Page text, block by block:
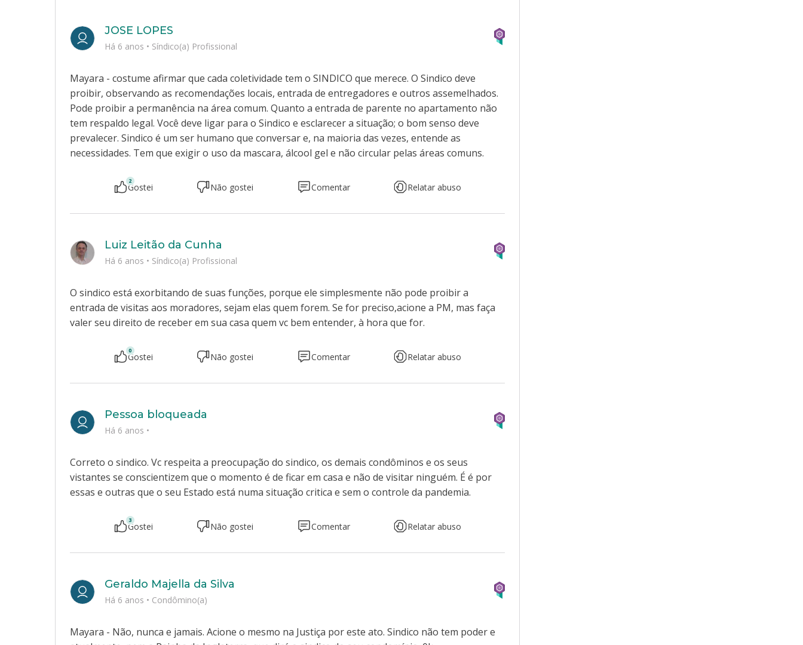
Mayara - costume afirmar que cada coletividade tem o SINDICO que merece. O Sindico deve
proibir, observando as recomendações locais, entrada de entregadores e outros assemelhados.
Pode proibir a permanência na área comum. Quanto a entrada de parente no apartamento não
tem respaldo legal. Você deve ligar para o Sindico e esclarecer a situação; o bom senso deve
prevalecer. Sindico é um ser humano que conversar e, na maioria das vezes, entende as
necessidades. Tem que exigir o uso da mascara, álcool gel e não circular pelas áreas comuns.
JOSE LOPES
Há 6 anos • Síndico(a) Profissional
2
Gostei Não gostei Comentar Relatar abuso
O sindico está exorbitando de suas funções, porque ele simplesmente não pode proibir a
entrada de visitas aos moradores, sejam elas quem forem. Se for preciso,acione a PM, mas faça
valer seu direito de receber em sua casa quem vc bem entender, à hora que for.
Luiz Leitão da Cunha
Há 6 anos • Síndico(a) Profissional
0
Gostei Não gostei Comentar Relatar abuso
Correto o sindico. Vc respeita a preocupação do sindico, os demais condôminos e os seus
vistantes se conscientizem que o momento é de ficar em casa e não de visitar ninguém. É é por
essas e outras que o seu Estado está numa situação critica e sem o controle da pandemia.
Pessoa bloqueada
Há 6 anos •
3
Gostei Não gostei Comentar Relatar abuso
Mayara - Não, nunca e jamais. Acione o mesmo na Justiça por este ato. Sindico não tem poder e
Geraldo Majella da Silva
Há 6 anos • Condômino(a)